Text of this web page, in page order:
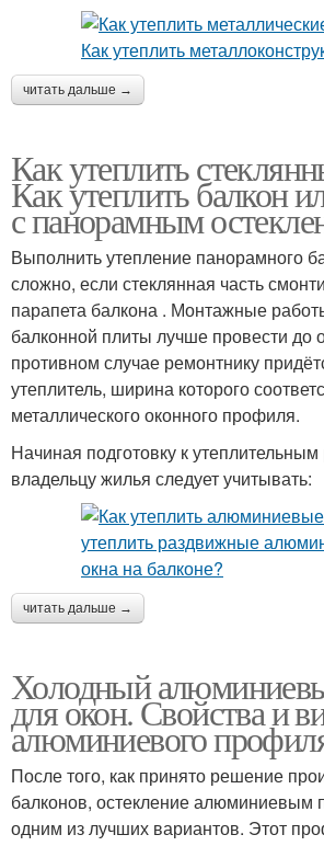
читать дальше →
Как утеплить
Как утеплить балкон
с панорамным
Выполнить утепление панорамного
сложно, если стеклянная часть
парапета балкона . Монтажные
балконной плиты лучше провести до
противном случае ремонтнику
утеплитель, ширина которого
металлического оконного профиля.
Начиная подготовку к
владельцу жилья следует учитывать:
читать дальше →
Холодный
для окон. Свойства и
алюминиевого
После того, как принято решение
балконов, остекление алюминиевым
одним из лучших вариантов. Этот